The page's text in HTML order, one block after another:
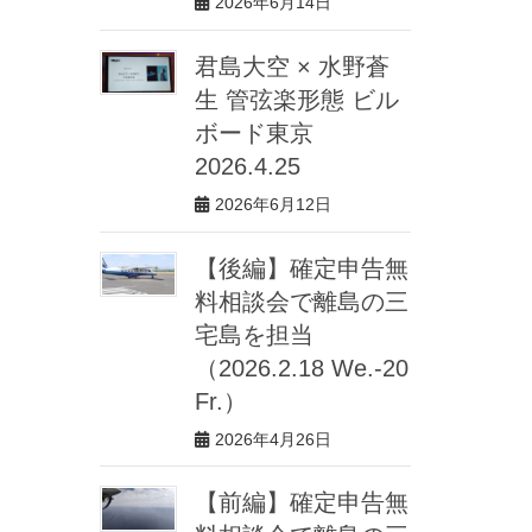
君島大空 × 水野蒼
生 管弦楽形態 ビル
ボード東京
2026.4.25
2026年6月12日
【後編】確定申告無
料相談会で離島の三
宅島を担当
（2026.2.18 We.-20
Fr.）
2026年4月26日
【前編】確定申告無